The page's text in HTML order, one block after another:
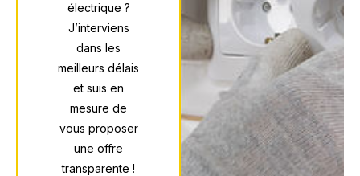
électrique ?
J’interviens
dans les
meilleurs délais
et suis en
mesure de
vous proposer
une offre
transparente !